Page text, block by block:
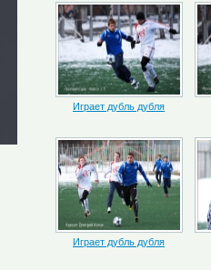
Играет дубль дубля
Играет дубль дубля